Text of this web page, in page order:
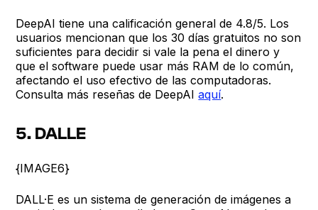
DeepAI tiene una calificación general de 4.8/5. Los
usuarios mencionan que los 30 días gratuitos no son
suficientes para decidir si vale la pena el dinero y
que el software puede usar más RAM de lo común,
afectando el uso efectivo de las computadoras.
Consulta más reseñas de DeepAIaquí.
5. DALLE
{IMAGE6}
DALL·E es un sistema de generación de imágenes a